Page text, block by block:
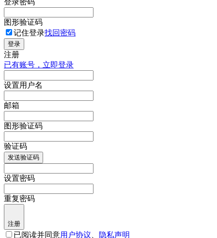
登录密码
图形验证码
记住登录找回密码
登录
注册
已有账号，立即登录
设置用户名
邮箱
图形验证码
验证码
发送验证码
设置密码
重复密码
注册
已阅读并同意用户协议 隐私声明